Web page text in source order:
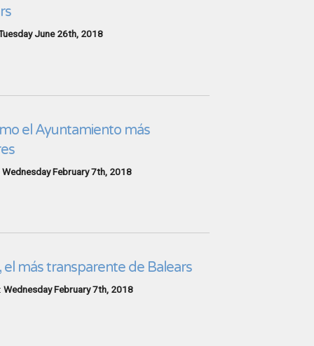
June 26th, 2018
el Ayuntamiento más
Wednesday February 7th, 2018
más transparente de Balears
Wednesday February 7th, 2018